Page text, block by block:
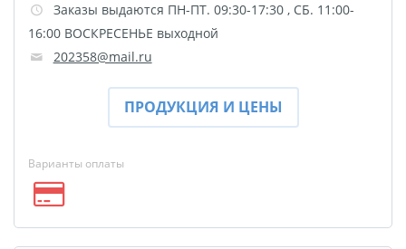
Заказы выдаются ПН-ПТ. 09:30-17:30 , СБ. 11:00-
16:00 ВОСКРЕСЕНЬЕ выходной
202358@mail.ru
ПРОДУКЦИЯ И ЦЕНЫ
Варианты оплаты